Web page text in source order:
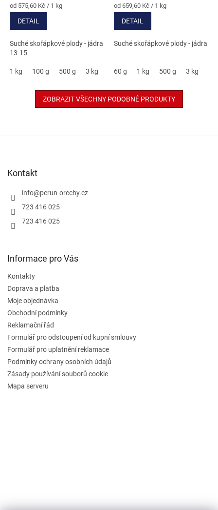
5,0
z
hvězdiček.
Měrná
cena:
od 575,60 Kč / 1 kg
DETAIL
Suché skořápkové plody - jádra
13-15
1 kg 100 g 500 g 3 kg 5 kg
4,8
z
hvězdiček.
Měrná
cena:
od 659,60 Kč / 1 kg
DETAIL
Suché skořápkové plody - jádra
60 g 1 kg 500 g 3 kg
ZOBRAZIT VŠECHNY PODOBNÉ PRODUKTY
Kontakt
info@perun-orechy.cz
723 416 025
723 416 025
Informace pro Vás
Kontakty
Doprava a platba
Moje objednávka
Obchodní podmínky
Reklamační řád
Formulář pro odstoupení od kupní smlouvy
Formulář pro uplatnění reklamace
Podmínky ochrany osobních údajů
Zásady používání souborů cookie
Mapa serveru